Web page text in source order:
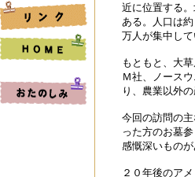
近に位置する
ある。人口は
万人が集中し
もともと、大
Ｍ社、ノース
り、農業以外
今回の訪問の
った方のお墓
感慨深いもの
２０年後のア